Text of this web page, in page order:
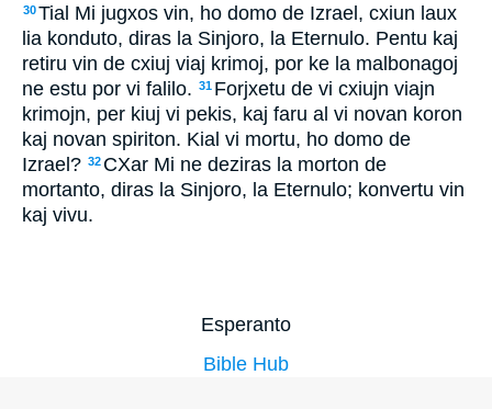
30Tial Mi jugxos vin, ho domo de Izrael, cxiun laux
lia konduto, diras la Sinjoro, la Eternulo. Pentu kaj
retiru vin de cxiuj viaj krimoj, por ke la malbonagoj
ne estu por vi falilo. 31 Forjxetu de vi cxiujn viajn
krimojn, per kiuj vi pekis, kaj faru al vi novan koron
kaj novan spiriton. Kial vi mortu, ho domo de
Izrael? 32 CXar Mi ne deziras la morton de
mortanto, diras la Sinjoro, la Eternulo; konvertu vin
kaj vivu.
Esperanto
Bible Hub